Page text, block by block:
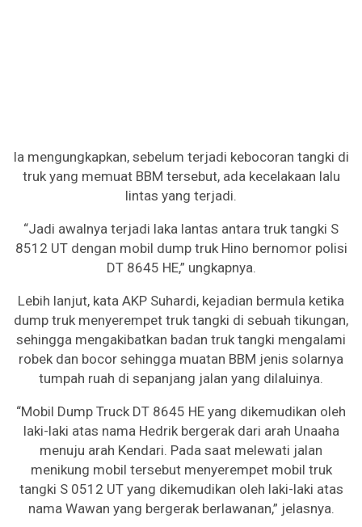
Ia mengungkapkan, sebelum terjadi kebocoran tangki di
truk yang memuat BBM tersebut, ada kecelakaan lalu
lintas yang terjadi.
“Jadi awalnya terjadi laka lantas antara truk tangki S
8512 UT dengan mobil dump truk Hino bernomor polisi
DT 8645 HE,” ungkapnya.
Lebih lanjut, kata AKP Suhardi, kejadian bermula ketika
dump truk menyerempet truk tangki di sebuah tikungan,
sehingga mengakibatkan badan truk tangki mengalami
robek dan bocor sehingga muatan BBM jenis solarnya
tumpah ruah di sepanjang jalan yang dilaluinya.
“Mobil Dump Truck DT 8645 HE yang dikemudikan oleh
laki-laki atas nama Hedrik bergerak dari arah Unaaha
menuju arah Kendari. Pada saat melewati jalan
menikung mobil tersebut menyerempet mobil truk
tangki S 0512 UT yang dikemudikan oleh laki-laki atas
nama Wawan yang bergerak berlawanan,” jelasnya.